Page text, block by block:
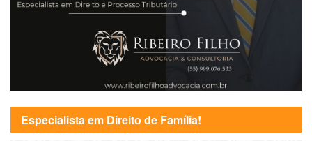
Especialista em Direito de Família!